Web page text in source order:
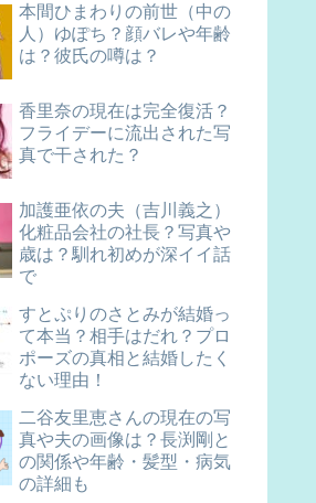
本間ひまわりの前世（中の
人）ゆぽち？顔バレや年齢
は？彼氏の噂は？
香里奈の現在は完全復活？
フライデーに流出された写
真で干された？
加護亜依の夫（吉川義之）
化粧品会社の社長？写真や
歳は？馴れ初めが深イイ話
で
すとぷりのさとみが結婚っ
て本当？相手はだれ？プロ
ポーズの真相と結婚したく
ない理由！
二谷友里恵さんの現在の写
真や夫の画像は？長渕剛と
の関係や年齢・髪型・病気
の詳細も